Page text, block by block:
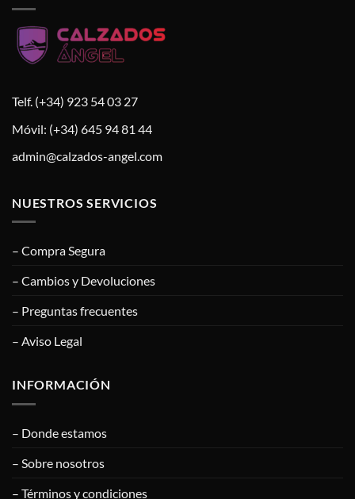
Telf. (+34) 923 54 03 27
Móvil: (+34) 645 94 81 44
admin@calzados-angel.com
NUESTROS SERVICIOS
– Compra Segura
– Cambios y Devoluciones
– Preguntas frecuentes
– Aviso Legal
INFORMACIÓN
– Donde estamos
– Sobre nosotros
– Términos y condiciones